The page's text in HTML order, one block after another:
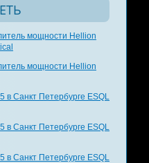
мощности Hellion
мощности Hellion
в Санкт Петербурге ESQL
в Санкт Петербурге ESQL
в Санкт Петербурге ESQL